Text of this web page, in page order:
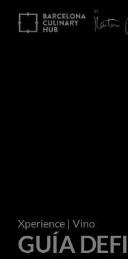
Xperience | Vino
GUÍA